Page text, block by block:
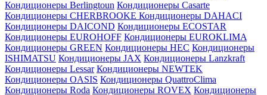
Кондиционеры Berlingtoun Кондиционеры Casarte
Кондиционеры CHERBROOKE Кондиционеры DAHACI
Кондиционеры DAICOND Кондиционеры ECOSTAR
Кондиционеры EUROHOFF Кондиционеры EUROKLIMA
Кондиционеры GREEN Кондиционеры HEC Кондиционеры
ISHIMATSU Кондиционеры JAX Кондиционеры Lanzkraft
Кондиционеры Lessar Кондиционеры NEWTEK
Кондиционеры OASIS Кондиционеры QuattroClima
Кондиционеры Roda Кондиционеры ROVEX Кондиционеры